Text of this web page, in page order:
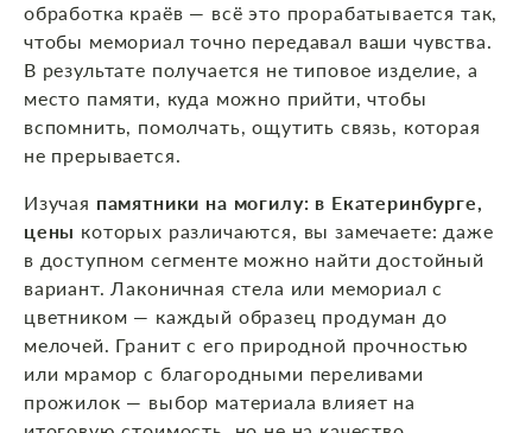
обработка краёв — всё это прорабатывается так,
чтобы мемориал точно передавал ваши чувства.
В результате получается не типовое изделие, а
место памяти, куда можно прийти, чтобы
вспомнить, помолчать, ощутить связь, которая
не прерывается.
Изучая памятники на могилу: в Екатеринбурге,
цены которых различаются, вы замечаете: даже
в доступном сегменте можно найти достойный
вариант. Лаконичная стела или мемориал с
цветником — каждый образец продуман до
мелочей. Гранит с его природной прочностью
или мрамор с благородными переливами
прожилок — выбор материала влияет на